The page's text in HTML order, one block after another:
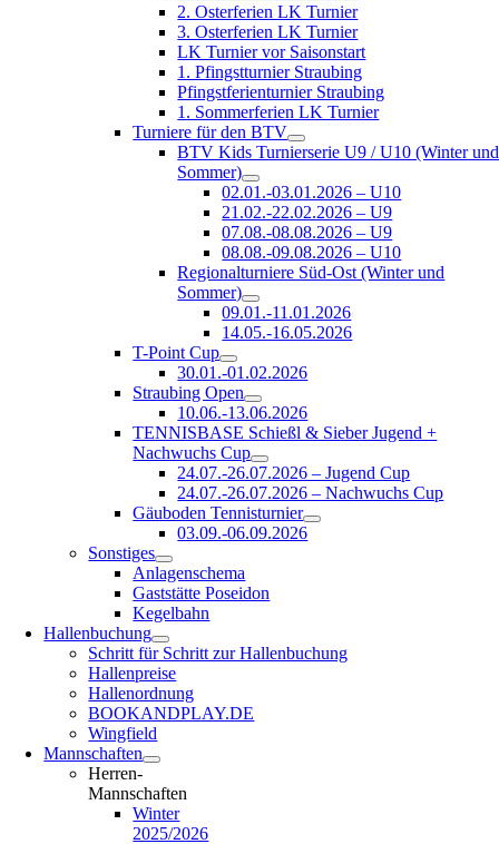
2. Osterferien LK Turnier
3. Osterferien LK Turnier
LK Turnier vor Saisonstart
1. Pfingstturnier Straubing
Pfingstferienturnier Straubing
1. Sommerferien LK Turnier
Turniere für den BTV
BTV Kids Turnierserie U9 / U10 (Winter und
Sommer)
02.01.-03.01.2026 – U10
21.02.-22.02.2026 – U9
07.08.-08.08.2026 – U9
08.08.-09.08.2026 – U10
Regionalturniere Süd-Ost (Winter und
Sommer)
09.01.-11.01.2026
14.05.-16.05.2026
T-Point Cup
30.01.-01.02.2026
Straubing Open
10.06.-13.06.2026
TENNISBASE Schießl & Sieber Jugend +
Nachwuchs Cup
24.07.-26.07.2026 – Jugend Cup
24.07.-26.07.2026 – Nachwuchs Cup
Gäuboden Tennisturnier
03.09.-06.09.2026
Sonstiges
Anlagenschema
Gaststätte Poseidon
Kegelbahn
Hallenbuchung
Schritt für Schritt zur Hallenbuchung
Hallenpreise
Hallenordnung
BOOKANDPLAY.DE
Wingfield
Mannschaften
Herren-
Mannschaften
Winter
2025/2026